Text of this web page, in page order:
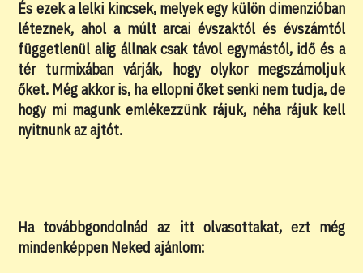
És ezek a lelki kincsek, melyek egy külön dimenzióban
léteznek, ahol a múlt arcai évszaktól és évszámtól
függetlenül alig állnak csak távol egymástól, idő és a
tér turmixában várják, hogy olykor megszámoljuk
őket. Még akkor is, ha ellopni őket senki nem tudja, de
hogy mi magunk emlékezzünk rájuk, néha rájuk kell
nyitnunk az ajtót.
Ha továbbgondolnád az itt olvasottakat, ezt még
mindenképpen Neked ajánlom: